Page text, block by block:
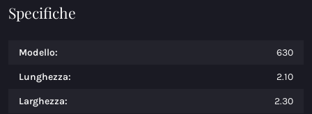
Specifiche
Modello: 630
Lunghezza: 2.10
Larghezza: 2.30